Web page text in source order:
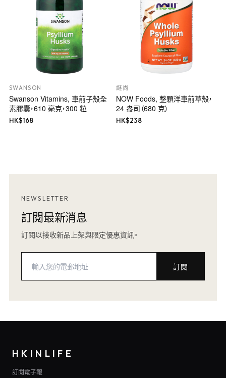
SWANSON
Swanson Vitamins, 車前子殼全
素膠囊，610 毫克，300 粒
HK$168
謎尚
NOW Foods, 整顆洋車前草殼，
24 盎司（680 克）
HK$238
NEWSLETTER
訂閱最新消息
訂閱以接收新品上架與限定優惠資訊。
訂閱
HKINLIFE
訂閱電子報